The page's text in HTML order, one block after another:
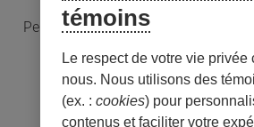
Personnaliser les témoins
témoins
Le respect de votre vie privée
nous. Nous utilisons des
(ex. : cookies) pour
contenus et faciliter votre